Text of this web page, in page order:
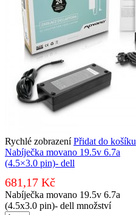
Rychlé zobrazení Přidat do košíku
Nabíječka movano 19.5v 6.7a
(4.5×3.0 pin)- dell
681,17 Kč
Nabíječka movano 19.5v 6.7a
(4.5x3.0 pin)- dell množství